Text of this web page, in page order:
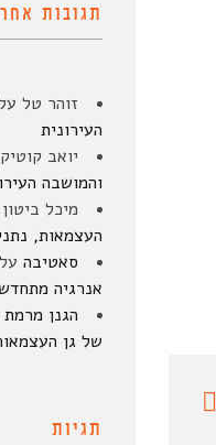
תגובות
זוהר טל
העירונית
יואב קוטיק
והמושבה
מיכל ביטון
העצמאות,
סאטיבה על
אנרגיה
הגנן מרמת
של גן
תגיות